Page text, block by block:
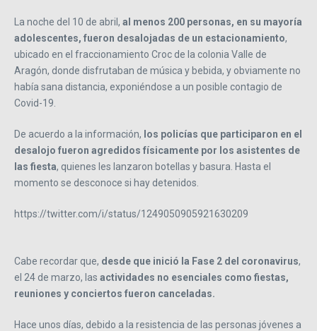
La noche del 10 de abril, al menos 200 personas, en su mayoría
adolescentes, fueron desalojadas de un estacionamiento,
ubicado en el fraccionamiento Croc de la colonia Valle de
Aragón, donde disfrutaban de música y bebida, y obviamente no
había sana distancia, exponiéndose a un posible contagio de
Covid-19.
De acuerdo a la información, los policías que participaron en el
desalojo fueron agredidos físicamente por los asistentes de
las fiesta, quienes les lanzaron botellas y basura. Hasta el
momento se desconoce si hay detenidos.
https://twitter.com/i/status/1249050905921630209
Cabe recordar que, desde que inició la Fase 2 del coronavirus,
el 24 de marzo, las actividades no esenciales como fiestas,
reuniones y conciertos fueron canceladas.
Hace unos días, debido a la resistencia de las personas jóvenes a